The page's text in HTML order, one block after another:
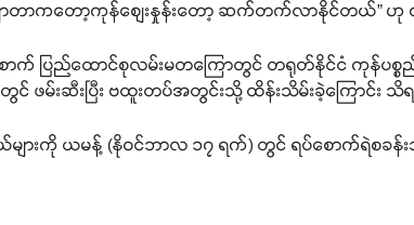
ျာတာကတော့ကုန်စျေးနှုန်းတော့ ဆက်တက်လာနိုင်တယ်”
ာက် ပြည်ထောင်စုလမ်းမတကြောတွင် တရုတ်နိုင်ငံ ကုန်ပ
င် ဖမ်းဆီးပြီး ဗထူးတပ်အတွင်းသို့ ထိန်းသိမ်းခဲ့ကြောင်း
းကို ယမန့် (နိုဝင်ဘာလ ၁၇ ရက်) တွင် ရပ်စောက်ရဲစခန်းသို့